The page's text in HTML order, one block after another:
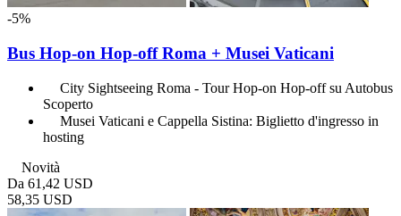
-5%
Bus Hop-on Hop-off Roma + Musei Vaticani
City Sightseeing Roma - Tour Hop-on Hop-off su Autobus
Scoperto
Musei Vaticani e Cappella Sistina: Biglietto d'ingresso in
hosting
Novità
Da 61,42 USD
58,35 USD